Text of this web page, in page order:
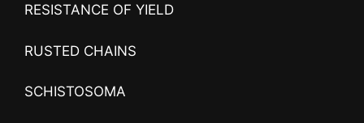
RESISTANCE OF YIELD
RUSTED CHAINS
SCHISTOSOMA